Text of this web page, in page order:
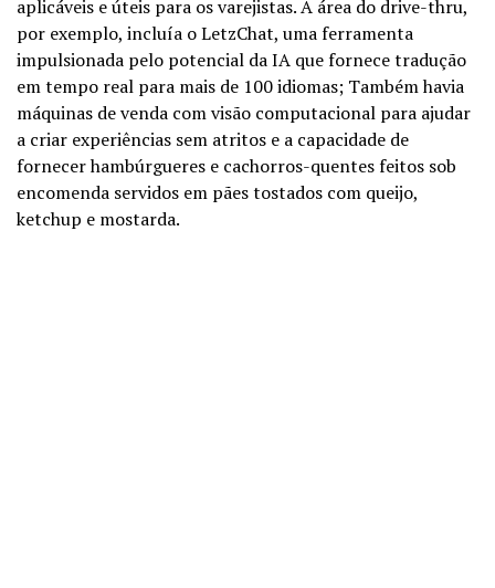
aplicáveis e úteis para os varejistas. A área do drive-thru,
por exemplo, incluía o LetzChat, uma ferramenta
impulsionada pelo potencial da IA que fornece tradução
em tempo real para mais de 100 idiomas; Também havia
máquinas de venda com visão computacional para ajudar
a criar experiências sem atritos e a capacidade de
fornecer hambúrgueres e cachorros-quentes feitos sob
encomenda servidos em pães tostados com queijo,
ketchup e mostarda.